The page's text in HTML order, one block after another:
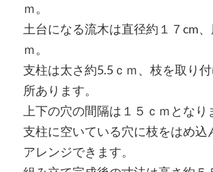
ｍ。
土台になる流木は直径約１７cm、
ｍ。
支柱は太さ約5.5ｃｍ、枝を取り
所あります。
上下の穴の間隔は１５ｃｍとなり
支柱に空いている穴に枝をはめ込
アレンジできます。